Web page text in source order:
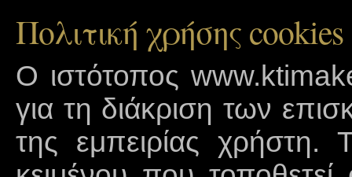
Πολιτική χρήσης cookies
Ο ιστότοπος
για τη διάκριση των
της εμπειρίας χρήστη.